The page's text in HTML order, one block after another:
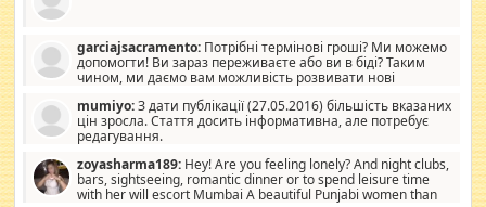
garciajsacramento: Потрібні термінові гроші? Ми можемо
допомогти! Ви зараз переживаєте або ви в біді? Таким
чином, ми даємо вам можливість розвивати нові
допомагати людям, які намагаються дати їм шанс. Кожен
заслуговує на другий шанс, і, оскільки влада не зможе, вони
повинні приймати від інших. Для нас нема багато суми, і зрілість
витрат, а тільки узгоджених сум і нічого іншого. Не чекайте і не
коментуйте цей пост. Введіть суму, яку ви хочете подати, і ми
зв'яжемося з вами з усіма варіантами. зв'яжіться з нами
mumiyo:З дати публікації (27.05.2016) більшість вказаних
цін зросла. Стаття досить інформативна, але потребує
редагування.
zoyasharma189: Hey! Are you feeling lonely? And night clubs,
bars, sightseeing, romantic dinner or to spend leisure time
with her will escort Mumbai A beautiful Punjabi women than